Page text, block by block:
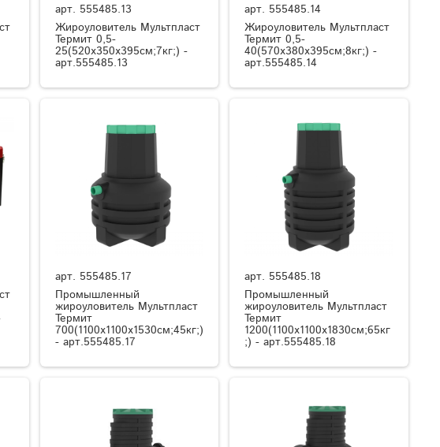
арт. 555485.13
Жироуловитель Мультпласт
Термит 0,5-
25(520x350x395см;7кг;) -
арт.555485.13
арт. 555485.14
Жироуловитель Мультпласт
Термит 0,5-
40(570x380x395см;8кг;) -
арт.555485.14
арт. 555485.17
Промышленный
жироуловитель Мультпласт
Термит
700(1100x1100x1530см;45кг;)
- арт.555485.17
арт. 555485.18
Промышленный
жироуловитель Мультпласт
Термит
1200(1100x1100x1830см;65кг
;) - арт.555485.18